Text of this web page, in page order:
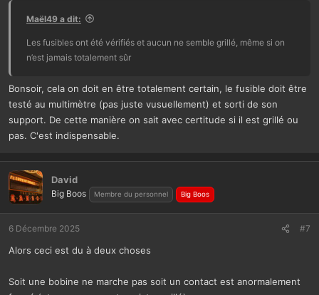
Maël49 a dit:
Les fusibles ont été vérifiés et aucun ne semble grillé, même si on
n’est jamais totalement sûr
Bonsoir, cela on doit en être totalement certain, le fusible doit être
testé au multimètre (pas juste vusuellement) et sorti de son
support. De cette manière on sait avec certitude si il est grillé ou
pas. C'est indispensable.
David
Big Boos Membre du personnel Big Boos
6 Décembre 2025 #7
Alors ceci est du à deux choses
Soit une bobine ne marche pas soit un contact est anormalement